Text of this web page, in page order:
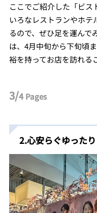
ここでご紹介した「ビス
いろなレストランやホ
るので、ぜひ足を運んで
は、4月中旬から下旬頃
裕を持ってお店を訪れる
3/4Pages
2.心安らぐゆった